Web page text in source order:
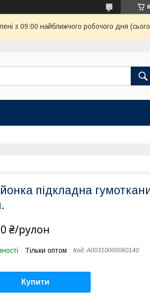
з 09:00 найближчого робочого дня
підкладна
₴/рулон
Тільки оптом Код:A00310000060140
Купити